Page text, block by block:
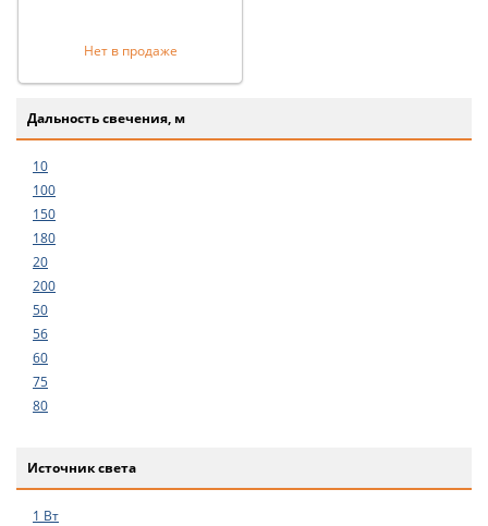
Нет в продаже
Дальность свечения, м
10
100
150
180
20
200
50
56
60
75
80
Источник света
1 Вт